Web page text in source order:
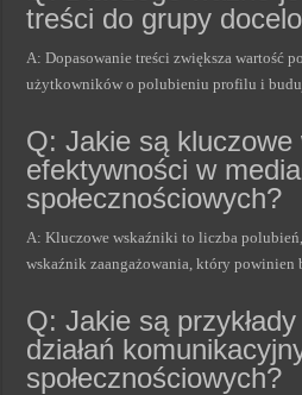
treści do grupy
A: Dopasowanie treści zwiększa wartość
użytkowników o polubieniu profilu i
Q: Jakie są kluczowe
efektywności w
społecznościowych?
A: Kluczowe wskaźniki to liczba
wskaźnik zaangażowania, który powinien
Q: Jakie są
działań
społecznościowych?